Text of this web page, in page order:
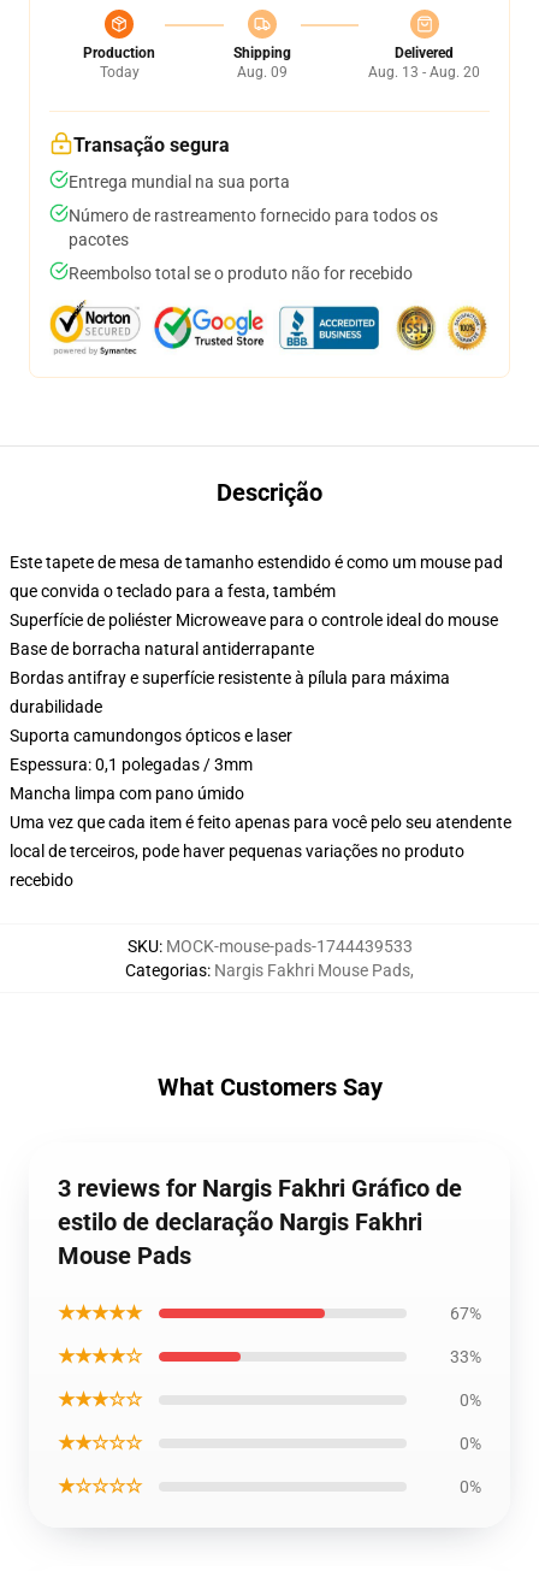
Production
Today
Shipping
Aug. 09
Delivered
Aug. 13 - Aug. 20
Transação segura
Entrega mundial na sua porta
Número de rastreamento fornecido para todos os
pacotes
Reembolso total se o produto não for recebido
Descrição
Este tapete de mesa de tamanho estendido é como um mouse pad
que convida o teclado para a festa, também
Superfície de poliéster Microweave para o controle ideal do mouse
Base de borracha natural antiderrapante
Bordas antifray e superfície resistente à pílula para máxima
durabilidade
Suporta camundongos ópticos e laser
Espessura: 0,1 polegadas / 3mm
Mancha limpa com pano úmido
Uma vez que cada item é feito apenas para você pelo seu atendente
local de terceiros, pode haver pequenas variações no produto
recebido
SKU: MOCK-mouse-pads-1744439533
Categorias: Nargis Fakhri Mouse Pads,
What Customers Say
3 reviews for Nargis Fakhri Gráfico de
estilo de declaração Nargis Fakhri
Mouse Pads
★★★★★ 67%
★★★★☆ 33%
★★★☆☆ 0%
★★☆☆☆ 0%
★☆☆☆☆ 0%